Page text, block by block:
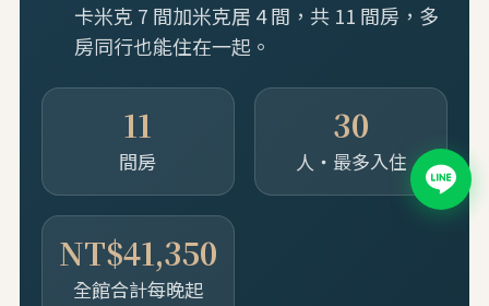
卡米克 7 間加米克居 4 間，共 11 間房，多
房同行也能住在一起。
11
間房
30
人・最多入住
NT$41,350
全館合計每晚起